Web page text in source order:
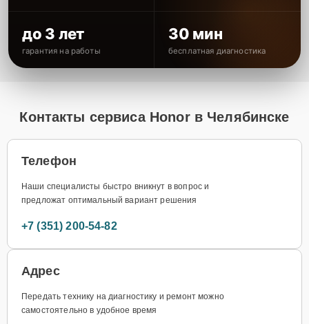
до 3 лет
гарантия на работы
30 мин
бесплатная диагностика
Контакты сервиса Honor в Челябинске
Телефон
Наши специалисты быстро вникнут в вопрос и
предложат оптимальный вариант решения
+7 (351) 200-54-82
Адрес
Передать технику на диагностику и ремонт можно
самостоятельно в удобное время